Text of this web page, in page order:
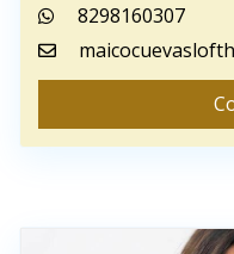
8298160307